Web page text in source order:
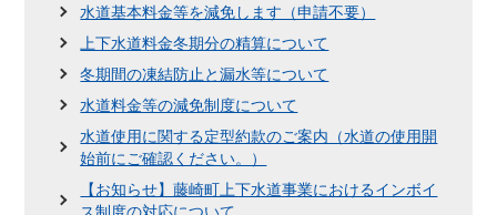
水道基本料金等を減免します（申請不要）
上下水道料金冬期分の精算について
冬期間の凍結防止と漏水等について
水道料金等の減免制度について
水道使用に関する定型約款のご案内（水道の使用開
始前にご確認ください。）
【お知らせ】藤崎町上下水道事業におけるインボイ